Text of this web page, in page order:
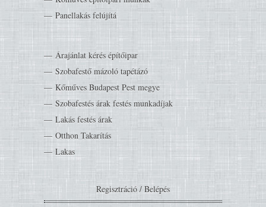
Panellakás felújítá
Árajánlat kérés építőipar
Szobafestő mázoló tapétázó
Kőműves Budapest Pest megye
Szobafestés árak festés munkadíjak
Lakás festés árak
Otthon Takarítás
Lakas
Regisztráció / Belépés